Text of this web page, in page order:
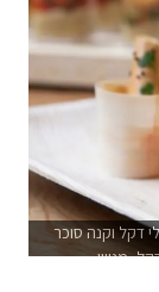
דקל וקנה סוכר
מגשי